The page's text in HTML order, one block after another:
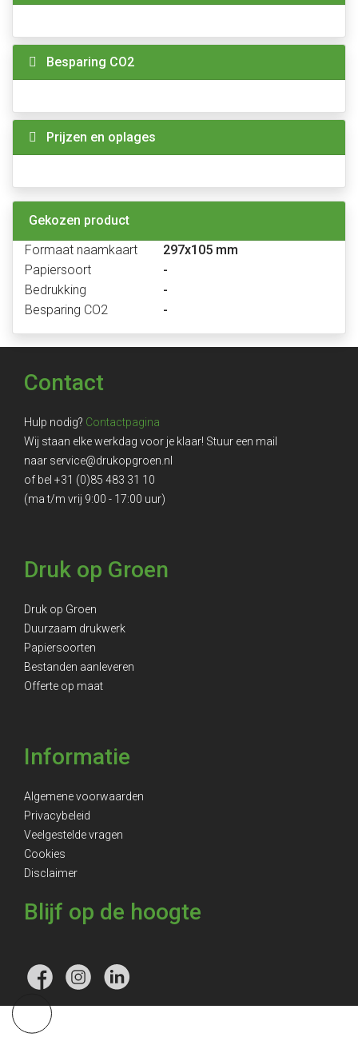
Besparing CO2
Prijzen en oplages
Gekozen product
Formaat naamkaart
297x105 mm
Papiersoort
-
Bedrukking
-
Besparing CO2
-
Contact
Hulp nodig? Contactpagina
Wij staan elke werkdag voor je klaar! Stuur een mail
naar service@drukopgroen.nl
of bel +31 (0)85 483 31 10
(ma t/m vrij 9:00 - 17:00 uur)
Druk op Groen
Druk op Groen
Duurzaam drukwerk
Papiersoorten
Bestanden aanleveren
Offerte op maat
Informatie
Algemene voorwaarden
Privacybeleid
Veelgestelde vragen
Cookies
Disclaimer
Blijf op de hoogte